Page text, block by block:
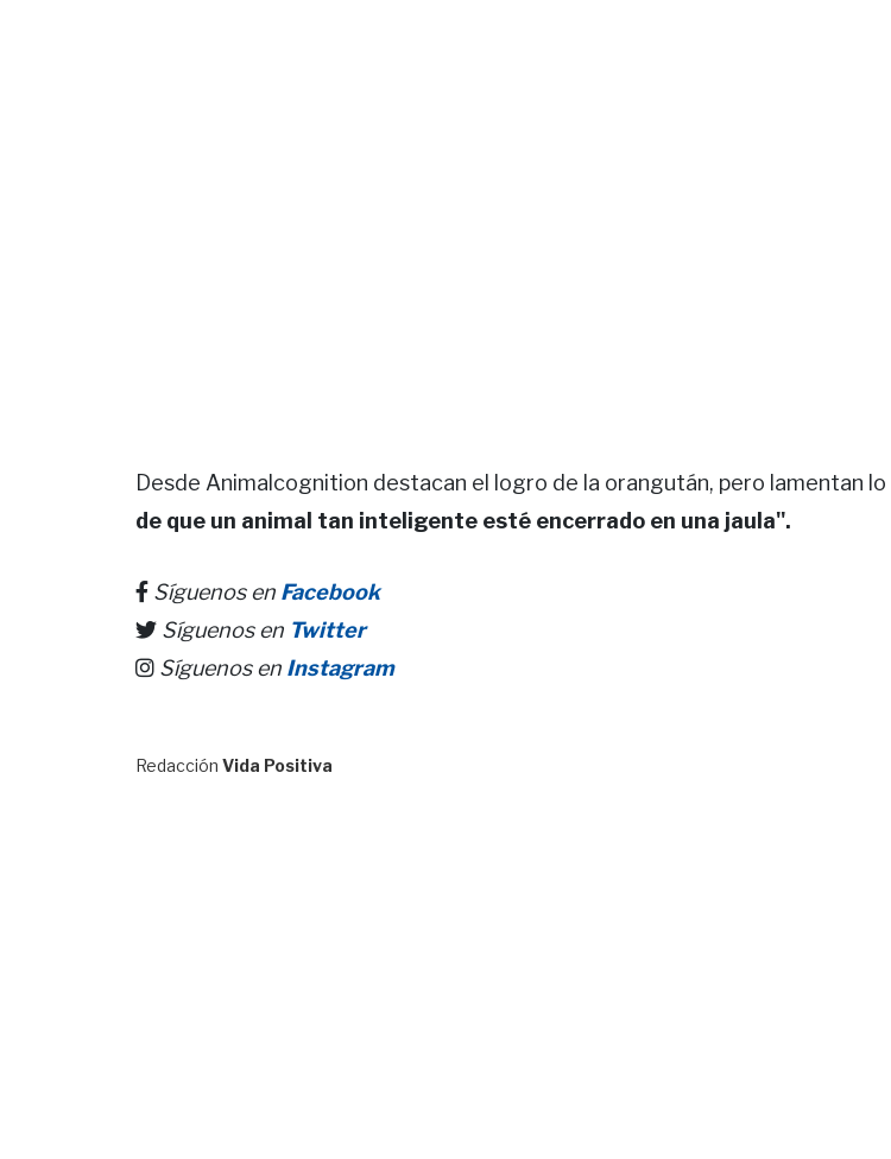
Desde Animalcognition destacan el logro de la orangután, pero lamentan lo
de que un animal tan inteligente esté encerrado en una jaula".
Síguenos en Facebook
Síguenos en Twitter
Síguenos en Instagram
Redacción Vida Positiva